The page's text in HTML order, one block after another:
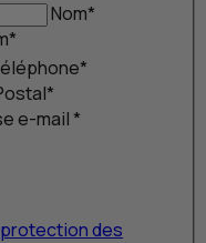
Nom*
*
*
*
e-mail*
des